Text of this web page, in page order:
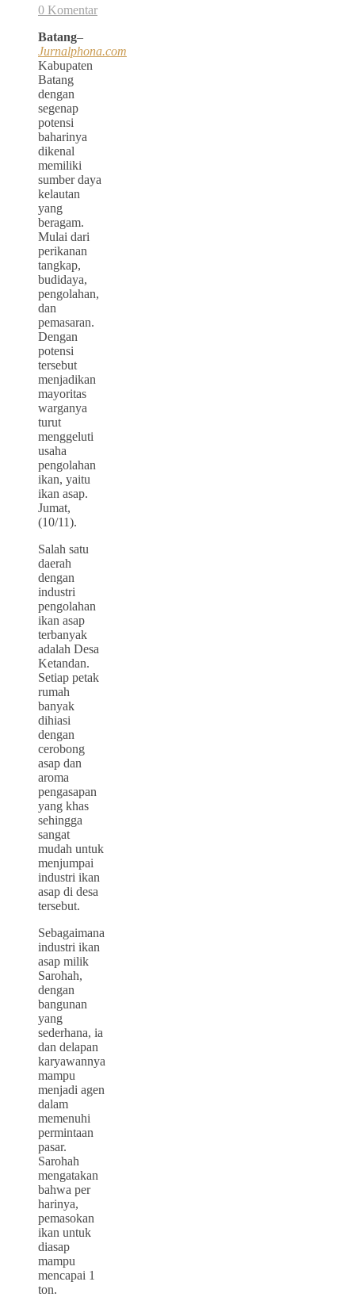
0 Komentar
Batang–
Jurnalphona.com
Kabupaten
Batang
dengan
segenap
potensi
baharinya
dikenal
memiliki
sumber daya
kelautan
yang
beragam.
Mulai dari
perikanan
tangkap,
budidaya,
pengolahan,
dan
pemasaran.
Dengan
potensi
tersebut
menjadikan
mayoritas
warganya
turut
menggeluti
usaha
pengolahan
ikan, yaitu
ikan asap.
Jumat,
(10/11).
Salah satu
daerah
dengan
industri
pengolahan
ikan asap
terbanyak
adalah Desa
Ketandan.
Setiap petak
rumah
banyak
dihiasi
dengan
cerobong
asap dan
aroma
pengasapan
yang khas
sehingga
sangat
mudah untuk
menjumpai
industri ikan
asap di desa
tersebut.
Sebagaimana
industri ikan
asap milik
Sarohah,
dengan
bangunan
yang
sederhana, ia
dan delapan
karyawannya
mampu
menjadi agen
dalam
memenuhi
permintaan
pasar.
Sarohah
mengatakan
bahwa per
harinya,
pemasokan
ikan untuk
diasap
mampu
mencapai 1
ton.